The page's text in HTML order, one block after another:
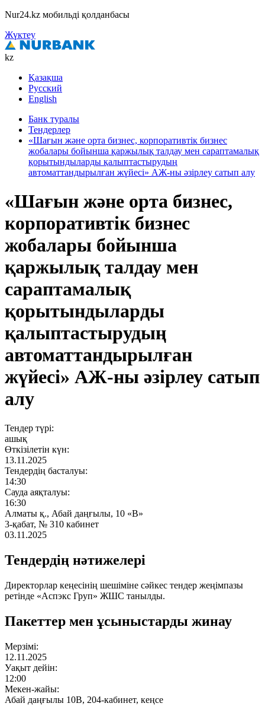
Nur24.kz мобильді қолданбасы
Жүктеу
kz
Қазақша
Русский
English
Банк туралы
Тендерлер
«Шағын және орта бизнес, корпоративтік бизнес
жобалары бойынша қаржылық талдау мен сараптамалық
қорытындыларды қалыптастырудың
автоматтандырылған жүйесі» АЖ-ны әзірлеу сатып алу
«Шағын және орта бизнес,
корпоративтік бизнес
жобалары бойынша
қаржылық талдау мен
сараптамалық
қорытындыларды
қалыптастырудың
автоматтандырылған
жүйесі» АЖ-ны әзірлеу сатып
алу
Тендер түрі:
ашық
Өткізілетін күн:
13.11.2025
Тендердің басталуы:
14:30
Сауда аяқталуы:
16:30
Алматы қ., Абай даңғылы, 10 «В»
3-қабат, № 310 кабинет
03.11.2025
Тендердің нәтижелері
Директорлар кеңесінің шешіміне сәйкес тендер жеңімпазы
ретінде «Аспэкс Груп» ЖШС танылды.
Пакеттер мен ұсыныстарды жинау
Мерзімі:
12.11.2025
Уақыт дейін:
12:00
Мекен-жайы:
Абай даңғылы 10В, 204-кабинет, кеңсе